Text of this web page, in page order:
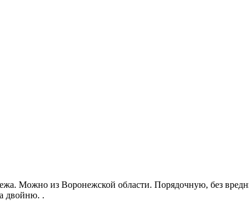
Можно из Воронежской области. Порядочную, без
двойню. .